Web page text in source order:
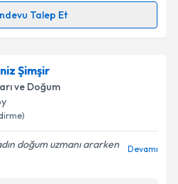
işlenmesine ilişkin
ve kişisel verilerimin belirtilen
Talebini Gönder
Talep Et
Talebi
için randevu takvimi talebi
randevu almanız için bir
e-posta ile bilgilendireceğiz.
Şimşir
ve Doğum
doğum uzmanı ararken
Devamı